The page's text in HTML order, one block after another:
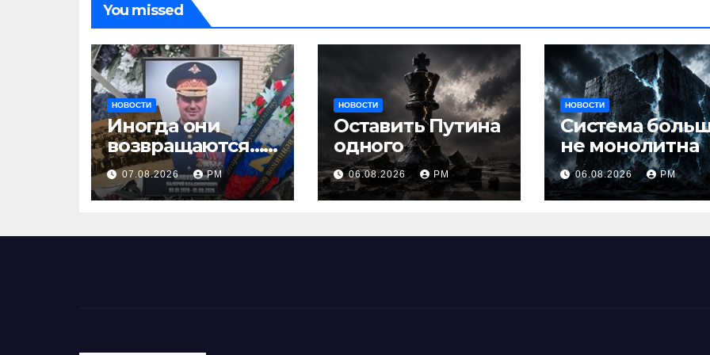
You missed
НОВОСТИ
Иногда они
возвращаются…
Или не
возвращаются
07.08.2026 РМ
НОВОСТИ
Оставить Путина
одного
06.08.2026 РМ
НОВОСТИ
Система
не монолитна
06.08.2026 РМ